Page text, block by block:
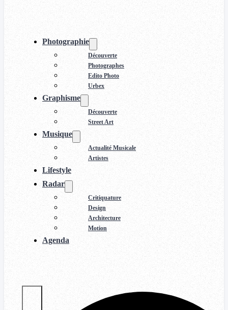
Photographie
Découverte
Photographes
Edito Photo
Urbex
Graphisme
Découverte
Street Art
Musique
Actualité Musicale
Artistes
Lifestyle
Radar
Critiquature
Design
Architecture
Motion
Agenda